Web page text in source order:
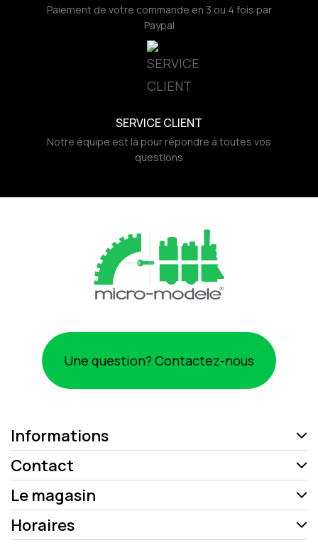
Paiement de votre commande en 3 ou 4 fois par
Paypal
SERVICE CLIENT
Notre équipe est là pour répondre à toutes vos
questions
Une question? Contactez-nous
Informations
Contact
Le magasin
Horaires